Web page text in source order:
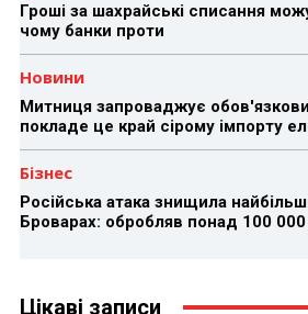
Гроші за шахрайські списання
чому банки проти
Новини
Митниця запроваджує
покладе це край сірому імпорту
Бізнес
Російська атака знищила
Броварах: обробляв понад 100
Цікаві записи